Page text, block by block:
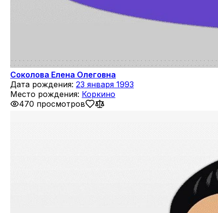
Соколова Елена Олеговна
Дата рождения: 23 января 1993
Место рождения: Коркино
470 просмотров